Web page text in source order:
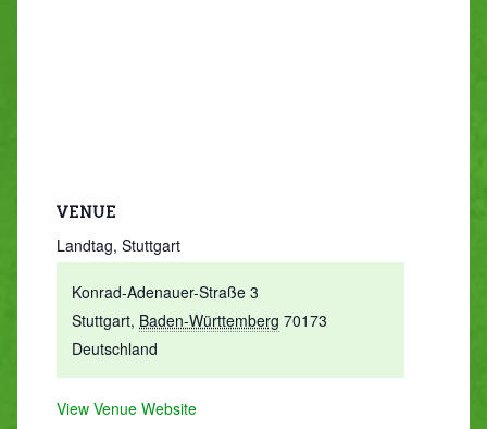
VENUE
Landtag, Stuttgart
Konrad-Adenauer-Straße 3
Stuttgart, Baden-Württemberg 70173
Deutschland
View Venue Website